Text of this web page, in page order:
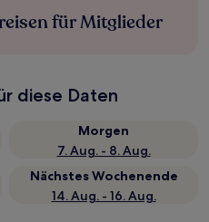
für Mitglieder
diese Daten
Morgen
7. Aug. - 8. Aug.
Nächstes Wochenende
14. Aug. - 16. Aug.